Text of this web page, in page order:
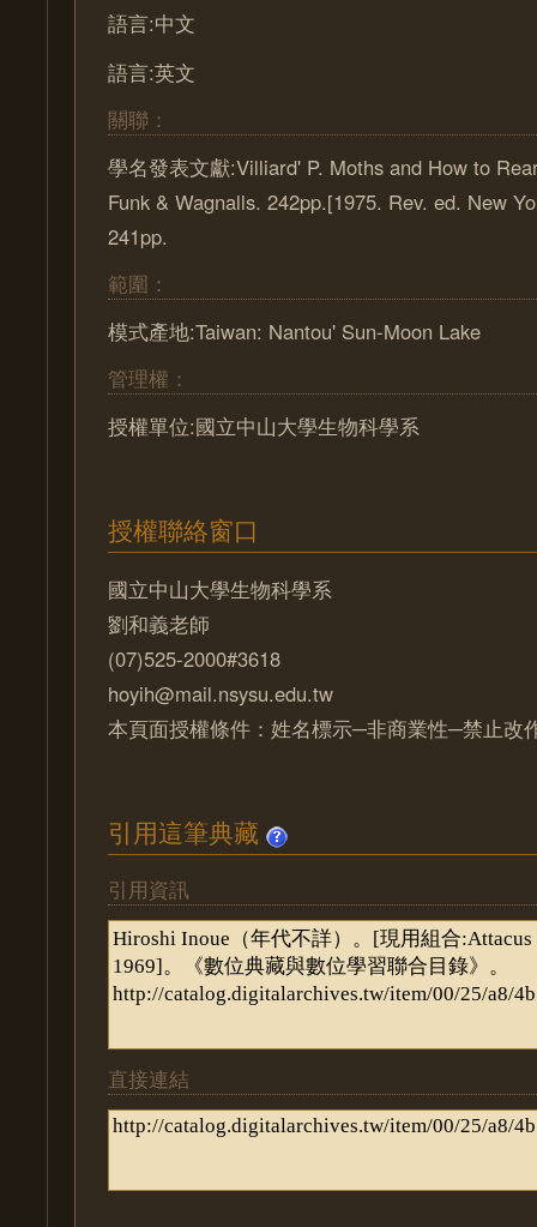
語言:中文
語言:英文
關聯：
學名發表文獻:Villiard' P. Moths and How to
Funk & Wagnalls. 242pp.[1975. Rev. ed. New
241pp.
範圍：
模式產地:Taiwan: Nantou' Sun-Moon Lake
管理權：
授權單位:國立中山大學生物科學系
授權聯絡窗口
國立中山大學生物科學系
劉和義老師
(07)525-2000#3618
hoyih@mail.nsysu.edu.tw
本頁面授權條件：姓名標示─非商業性─禁止改
引用這筆典藏
引用資訊
直接連結